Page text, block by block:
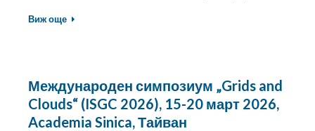
Виж още
Международен симпозиум „Grids and
Clouds“ (ISGC 2026), 15-20 март 2026,
Academia Sinica, Тайван